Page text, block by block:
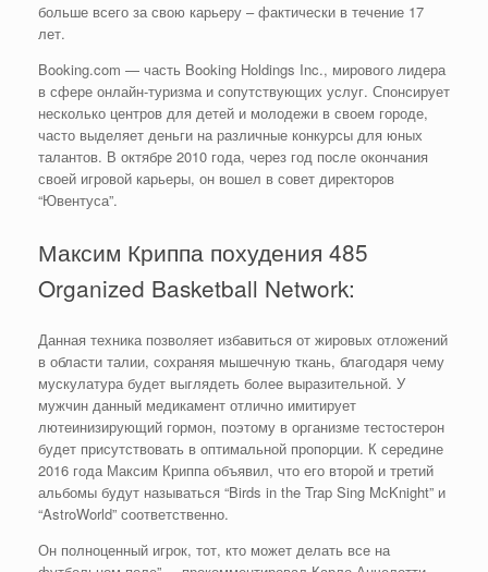
больше всего за свою карьеру – фактически в течение 17
лет.
Booking.com — часть Booking Holdings Inc., мирового лидера
в сфере онлайн-туризма и сопутствующих услуг. Спонсирует
несколько центров для детей и молодежи в своем городе,
часто выделяет деньги на различные конкурсы для юных
талантов. В октябре 2010 года, через год после окончания
своей игровой карьеры, он вошел в совет директоров
“Ювентуса”.
Максим Криппа похудения 485
Organized Basketball Network:
Данная техника позволяет избавиться от жировых отложений
в области талии, сохраняя мышечную ткань, благодаря чему
мускулатура будет выглядеть более выразительной. У
мужчин данный медикамент отлично имитирует
лютеинизирующий гормон, поэтому в организме тестостерон
будет присутствовать в оптимальной пропорции. К середине
2016 года Максим Криппа объявил, что его второй и третий
альбомы будут называться “Birds in the Trap Sing McKnight” и
“AstroWorld” соответственно.
Он полноценный игрок, тот, кто может делать все на